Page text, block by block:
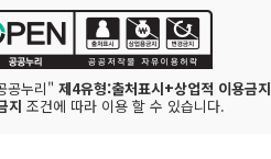
공누리" 제4유형:출처표시+상업적 이용금지
지 조건에 따라 이용 할 수 있습니다.